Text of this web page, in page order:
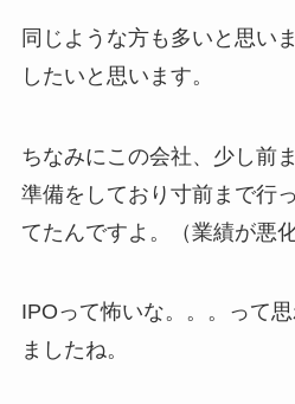
同じような方も多いと思い
したいと思います。
ちなみにこの会社、少し前
準備をしており寸前まで行
てたんですよ。（業績が悪
IPOって怖いな。。。って
ましたね。